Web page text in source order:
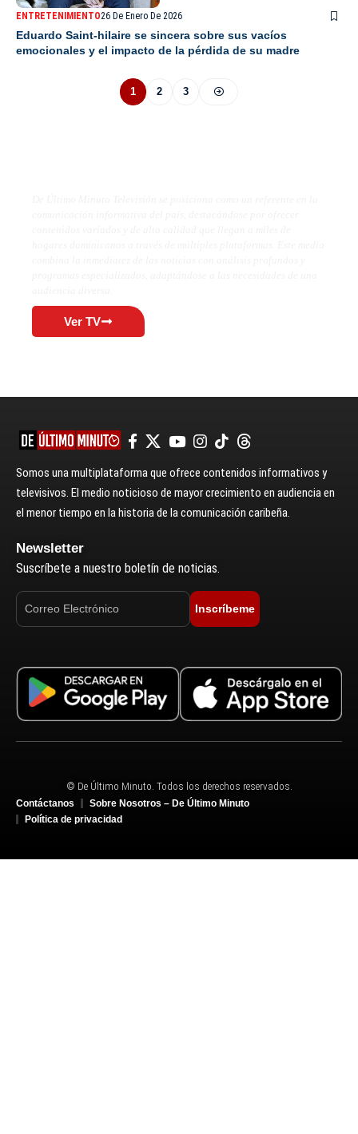
ENTRETENIMIENTO26 De Enero De 2026
Eduardo Saint-hilaire se sincera sobre sus vacíos
emocionales y el impacto de la pérdida de su madre
1 2 3
Ver TV
Somos una multiplataforma que ofrece contenidos informativos y
televisivos. El medio noticioso de mayor crecimiento en audiencia en
el menor tiempo en la historia de la comunicación caribeña.
Newsletter
Suscríbete a nuestro boletín de noticias.
Inscríbeme
© De Último Minuto. Todos los derechos reservados.
Contáctanos
Sobre Nosotros – De Último Minuto
Política de privacidad